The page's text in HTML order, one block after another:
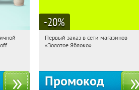
-20%
15:14:21
Получи первым!
Первый заказ в сети магазинов
«Золотое Яблоко»
Промокод